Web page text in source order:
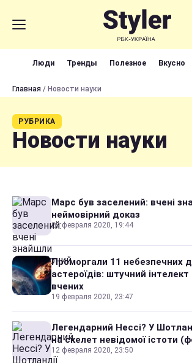
Люди Тренды Полезное Вкусно
Главная / Новости науки
РУБРИКА
Новости науки
Марс був заселений: вчені
неймовірний доказ
25 февраля 2020, 19:44
Проморгали 11 небезпечних
астероїдів: штучний
вчених
19 февраля 2020, 23:47
Легендарний Нессі? У
на скелет невідомої істоти
12 февраля 2020, 23:50